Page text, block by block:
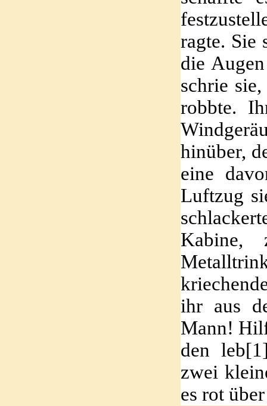
ragte. Sie
die
schrie
robbte.
hinüber,
eine
Luftzug
Kabine,
ihr aus
Mann!
den leb
zwei
es rot